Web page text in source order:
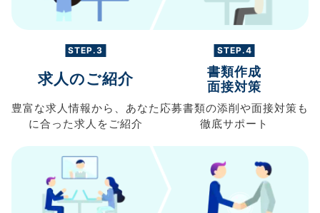
STEP.3
求人のご紹介
豊富な求人情報から、 あなた
に合った求人を ご紹介
STEP.4
書類作成
面接対策
応募書類の添削や面接対策も
徹底サポート